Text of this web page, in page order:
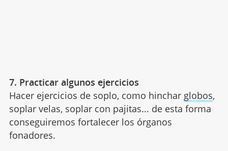
7. Practicar algunos ejercicios
Hacer ejercicios de soplo, como hinchar globos,
soplar velas, soplar con pajitas... de esta forma
conseguiremos fortalecer los órganos
fonadores.